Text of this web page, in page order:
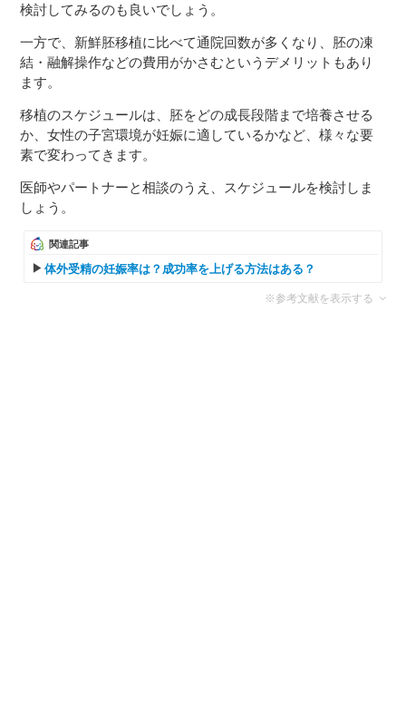
検討してみるのも良いでしょう。
一方で、新鮮胚移植に比べて通院回数が多くなり、胚の凍
結・融解操作などの費用がかさむというデメリットもあり
ます。
移植のスケジュールは、胚をどの成長段階まで培養させる
か、女性の子宮環境が妊娠に適しているかなど、様々な要
素で変わってきます。
医師やパートナーと相談のうえ、スケジュールを検討しま
しょう。
関連記事
体外受精の妊娠率は？成功率を上げる方法はある？
※参考文献を表示する